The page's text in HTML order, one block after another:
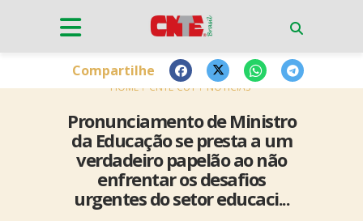
HOME CNTE-CUT NOTÍCIAS
Pronunciamento de Ministro
da Educação se presta a um
verdadeiro papelão ao não
enfrentar os desafios
urgentes do setor educaci...
Compartilhe